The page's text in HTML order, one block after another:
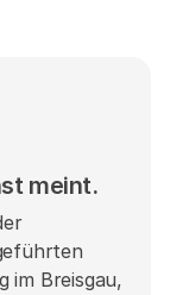
meint.
im Breisgau,